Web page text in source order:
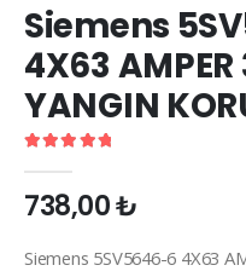
Siemens
4X63
YANGIN
738,00₺
Siemens 5SV5646-6 4X63